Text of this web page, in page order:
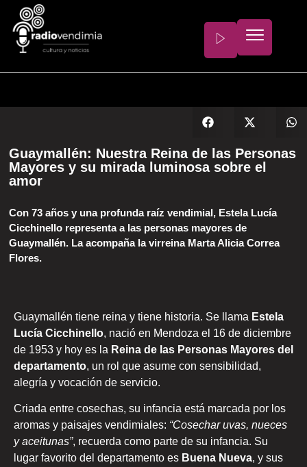
Guaymallén: Nuestra Reina de las Personas
Mayores y su mirada luminosa sobre el
amor
Con 73 años y una profunda raíz vendimial, Estela Lucía
Cicchinello representa a las personas mayores de
Guaymallén. La acompaña la virreina Marta Alicia Correa
Flores.
Guaymallén tiene reina y tiene historia. Se llama Estela
Lucía Cicchinello, nació en Mendoza el 16 de diciembre
de 1953 y hoy es la Reina de las Personas Mayores del
departamento, un rol que asume con sensibilidad,
alegría y vocación de servicio.
Criada entre cosechas, su infancia está marcada por los
aromas y paisajes vendimiales: “Cosechar uvas, nueces
y aceitunas”, recuerda como parte de su infancia. Su
lugar favorito del departamento es Buena Nueva, y sus